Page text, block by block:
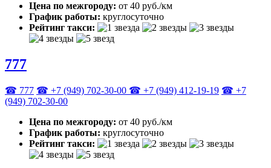
Цена по межгороду: от 40 руб./км
График работы: круглосуточно
Рейтинг такси:
777
☎ 777 ☎ +7 (949) 702-30-00 ☎ +7 (949) 412-19-19 ☎ +7
(949) 702-30-00
Цена по межгороду: от 40 руб./км
График работы: круглосуточно
Рейтинг такси: